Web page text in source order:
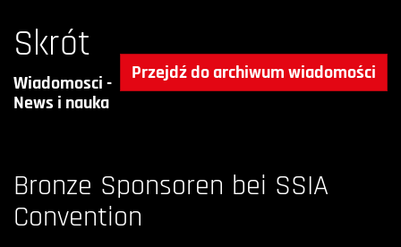
Przejdź do archiwum wiadomości
Skrót
Wiadomosci -
News i nauka
Bronze Sponsoren bei SSIA
Convention